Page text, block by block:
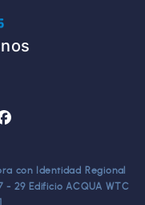
con Identidad Regional
29 Edificio ACQUA WTC